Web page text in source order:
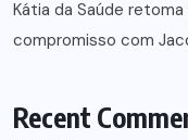
Kátia da Saúde
compromisso com
Recent